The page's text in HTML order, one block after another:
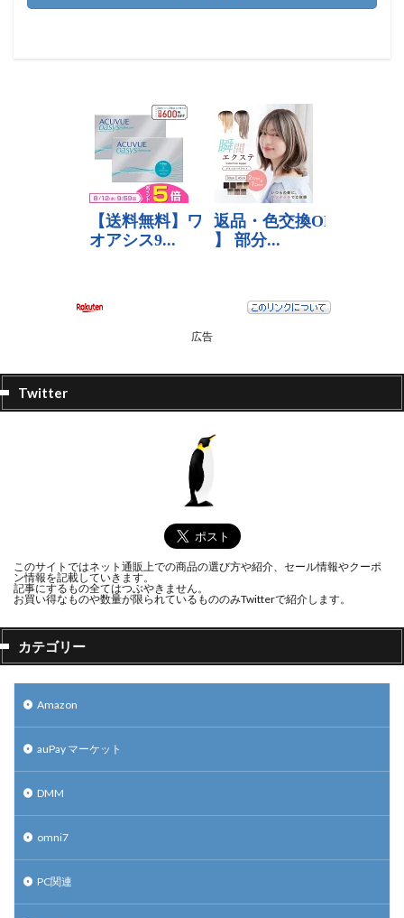
広告
Twitter
このサイトではネット通販上での商品の選び方や紹介、セール情報やクーポ
ン情報を記載していきます。
記事にするもの全てはつぶやきません。
お買い得なものや数量が限られているもののみTwitterで紹介します。
カテゴリー
Amazon
auPay マーケット
DMM
omni7
PC関連